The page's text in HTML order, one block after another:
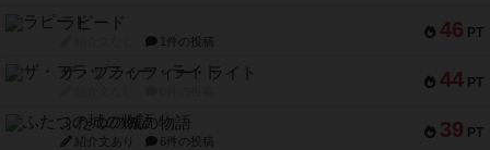
46 PT
ラピード
1件の投稿
44 PT
ザ・フラッフィー・ライト
39 PT
ふたつの城の物語
紹介文あり 6件の投稿